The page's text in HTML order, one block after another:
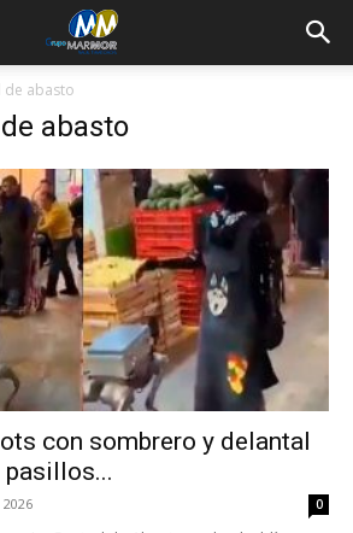
de abasto
abasto
con sombrero y delantal
pasillos...
0